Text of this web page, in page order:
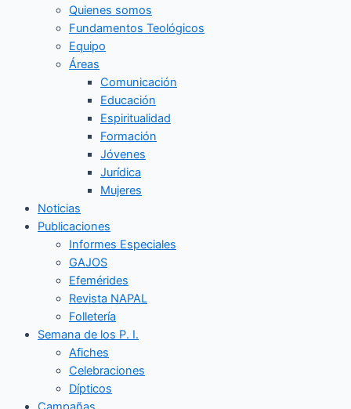
Quienes somos
Fundamentos Teológicos
Equipo
Áreas
Comunicación
Educación
Espiritualidad
Formación
Jóvenes
Jurídica
Mujeres
Noticias
Publicaciones
Informes Especiales
GAJOS
Efemérides
Revista NAPAL
Folletería
Semana de los P. I.
Afiches
Celebraciones
Dípticos